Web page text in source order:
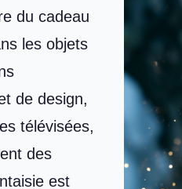
du cadeau
les objets
de design,
télévisées,
des
est